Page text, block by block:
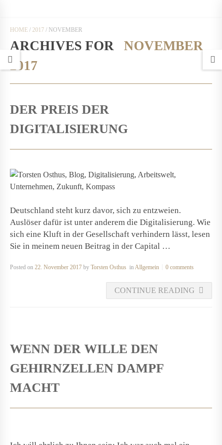
HOME / 2017 / NOVEMBER
ARCHIVES FOR
NOVEMBER
2017
DER PREIS DER
DIGITALISIERUNG
Deutschland steht kurz davor, sich zu entzweien.
Auslöser dafür ist unter anderem die Digitalisierung. Wie
sich eine Kluft in der Gesellschaft verhindern lässt, lesen
Sie in meinem neuen Beitrag in der Capital …
Posted on 22. November 2017 by Torsten Osthus inAllgemein 0 comments
CONTINUE READING
WENN DER WILLE DEN
GEHIRNZELLEN DAMPF
MACHT